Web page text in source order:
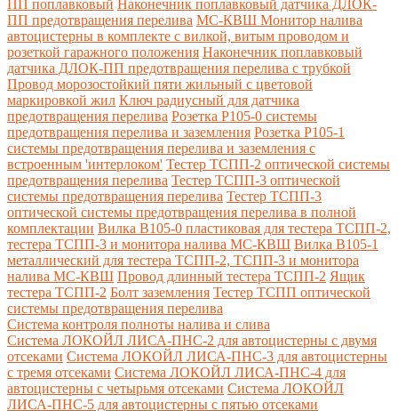
ПП поплавковый Наконечник поплавковый датчика ДЛОК-
ПП предотвращения перелива МС-КВШ Монитор налива
автоцистерны в комплекте с вилкой, витым проводом и
розеткой гаражного положения Наконечник поплавковый
датчика ДЛОК-ПП предотвращения перелива с трубкой
Провод морозостойкий пяти жильный с цветовой
маркировкой жил Ключ радиусный для датчика
предотвращения перелива Розетка Р105-0 системы
предотвращения перелива и заземления Розетка Р105-1
системы предотвращения перелива и заземления с
встроенным 'интерлоком' Тестер ТСПП-2 оптической системы
предотвращения перелива Тестер ТСПП-3 оптической
системы предотвращения перелива Тестер ТСПП-3
оптической системы предотвращения перелива в полной
комплектации Вилка В105-0 пластиковая для тестера ТСПП-2,
тестера ТСПП-3 и монитора налива МС-КВШ Вилка В105-1
металлический для тестера ТСПП-2, ТСПП-3 и монитора
налива МС-КВШ Провод длинный тестера ТСПП-2 Ящик
тестера ТСПП-2 Болт заземления Тестер ТСПП оптической
системы предотвращения перелива
Cистема контроля полноты налива и слива
Система ЛОКОЙЛ ЛИСА-ПНС-2 для автоцистерны с двумя
отсеками Система ЛОКОЙЛ ЛИСА-ПНС-3 для автоцистерны
с тремя отсеками Система ЛОКОЙЛ ЛИСА-ПНС-4 для
автоцистерны с четырьмя отсеками Система ЛОКОЙЛ
ЛИСА-ПНС-5 для автоцистерны с пятью отсеками